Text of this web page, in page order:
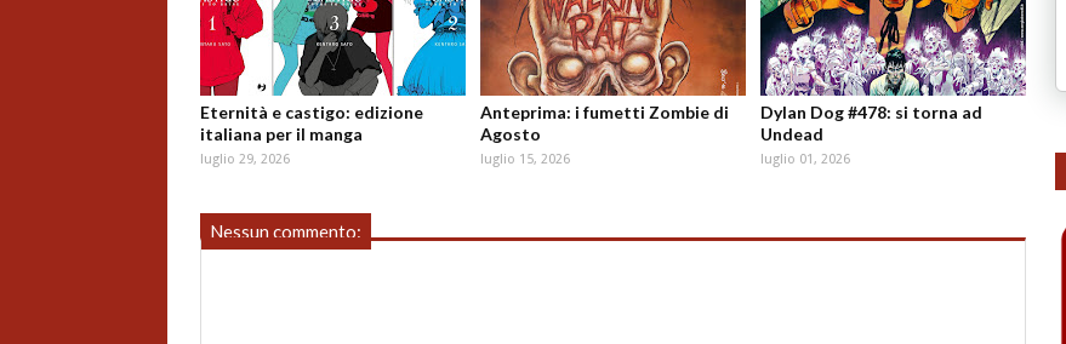
Eternità e castigo: edizione
italiana per il manga
luglio 29, 2026
Anteprima: i fumetti Zombie di
Agosto
luglio 15, 2026
Dylan Dog #478: si torna ad
Undead
luglio 01, 2026
Nessun commento: